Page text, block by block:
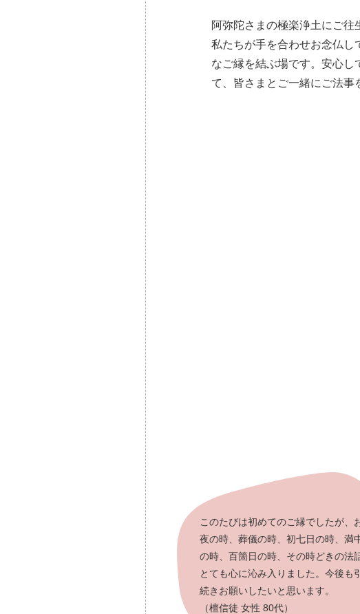
阿弥陀さまの極楽浄土にご往
私たちが手を合わせお念仏し
なご縁を結ぶ場です。安心
て、皆さまとご一緒にご法事
このたびは初めてのご縁でしたが、
夜の時、葬儀の時、初七日の時、満
の時、百箇日の時、その時どきの法
とても心に沁み入りました。今後も
続きお願いしたいと思います。
（檀信徒 女性 80代）